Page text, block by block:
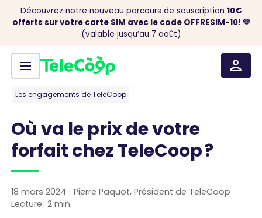
Découvrez notre nouveau parcours de souscription 10€
offerts sur votre carte SIM avec le code OFFRESIM-10! 💚
(valable jusqu’au 7 août)
Aller au contenu
Menu
Où va le prix de votre
forfait chez TeleCoop ?
Les engagements de TeleCoop
18 mars 2024 · Pierre Paquot, Président de TeleCoop
Lecture :2min